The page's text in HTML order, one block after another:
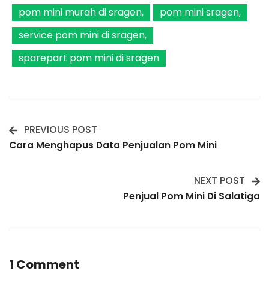
pom mini murah di sragen
pom mini sragen
service pom mini di sragen
sparepart pom mini di sragen
Post
PREVIOUS POST
Cara Menghapus Data Penjualan Pom Mini
NEXT POST
Penjual Pom Mini Di Salatiga
1 Comment